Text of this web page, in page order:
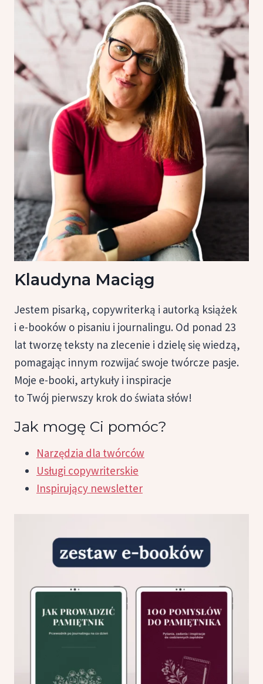
Klaudyna Maciąg
Jestem pisarką, copywriterką i autorką książek
i e-booków o pisaniu i journalingu. Od ponad 23
lat tworzę teksty na zlecenie i dzielę się wiedzą,
pomagając innym rozwijać swoje twórcze pasje.
Moje e-booki, artykuły i inspiracje
to Twój pierwszy krok do świata słów!
Jak mogę Ci pomóc?
Narzędzia dla twórców
Usługi copywriterskie
Inspirujący newsletter